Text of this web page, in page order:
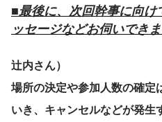
■最後に、次回幹事に向
ッセージなどお伺いでき
辻内さん）
場所の決定や参加人数の確定
いき、キャンセルなどが発生